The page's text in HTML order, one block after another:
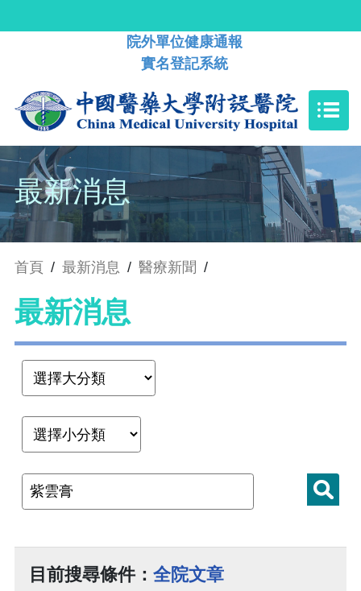
院外單位健康通報
實名登記系統
最新消息
首頁 / 最新消息 / 醫療新聞 /
最新消息
目前搜尋條件： 全院文章